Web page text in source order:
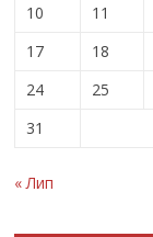
10
11
17
18
24
25
31
« Лип